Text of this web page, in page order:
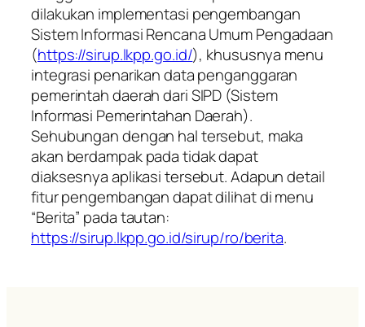
dilakukan implementasi pengembangan
Sistem Informasi Rencana Umum Pengadaan
(https://sirup.lkpp.go.id/), khususnya menu
integrasi penarikan data penganggaran
pemerintah daerah dari SIPD (Sistem
Informasi Pemerintahan Daerah).
Sehubungan dengan hal tersebut, maka
akan berdampak pada tidak dapat
diaksesnya aplikasi tersebut. Adapun detail
fitur pengembangan dapat dilihat di menu
“Berita” pada tautan:
https://sirup.lkpp.go.id/sirup/ro/berita.